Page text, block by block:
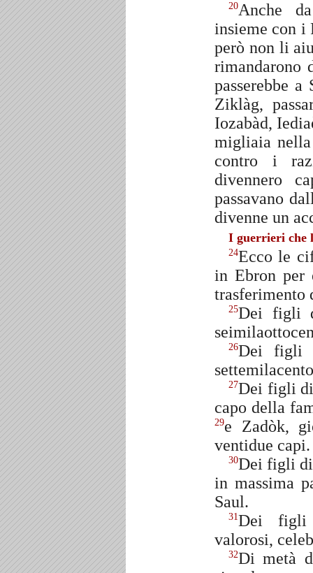
20Anche
insieme con i
però non li
rimandarono
passerebbe
Ziklàg,
Iozabàd,
migliaia
contro i
divennero
passavano
divenne un
I guerrieri che
24Ecco le
in Ebron per
trasferimento
25Dei figli
26Dei figli
27Dei figli
capo della
29e Zadòk,
ventidue capi.
30Dei figli di
in massima
Saul.
31Dei figli
valorosi,
32Di metà